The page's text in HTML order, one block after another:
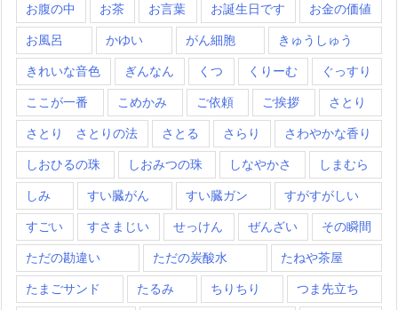
お腹の中 お茶 お言葉 お誕生日です お金の価値
お風呂 かゆい がん細胞 きゅうしゅう
きれいな音色 ぎんなん くつ くりーむ ぐっすり
ここが一番 こめかみ ご依頼 ご挨拶 さとり
さとり さとりの法 さとる さらり さわやかな香り
しおひるの珠 しおみつの珠 しなやかさ しまむら
しみ すい臓がん すい臓ガン すがすがしい
すごい すさまじい せっけん ぜんざい その瞬間
ただの勘違い ただの炭酸水 たねや茶屋
たまごサンド たるみ ちりちり つま先立ち